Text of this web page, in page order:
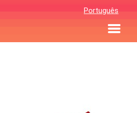
Português